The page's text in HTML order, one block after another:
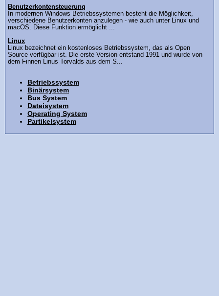
Benutzerkontensteuerung
In modernen Windows Betriebssystemen besteht die Möglichkeit,
verschiedene Benutzerkonten anzulegen - wie auch unter Linux und
macOS. Diese Funktion ermöglicht ...
Linux
Linux bezeichnet ein kostenloses Betriebssystem, das als Open
Source verfügbar ist. Die erste Version entstand 1991 und wurde von
dem Finnen Linus Torvalds aus dem S...
Betriebssystem
Binärsystem
Bus System
Dateisystem
Operating System
Partikelsystem